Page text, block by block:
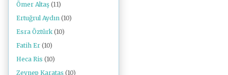
Ömer Altaş (11)
Ertuğrul Aydın (10)
Esra Öztürk (10)
Fatih Er (10)
Heca Ris (10)
Zeynep Karataş (10)